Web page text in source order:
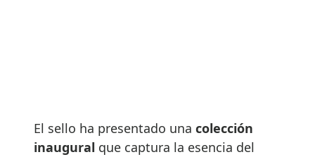
El sello ha presentado una colección
inaugural que captura la esencia del